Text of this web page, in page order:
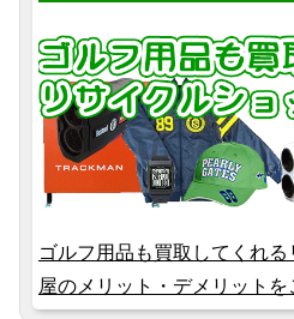
ゴルフ用品も買取してくれ
屋のメリット・デメリット